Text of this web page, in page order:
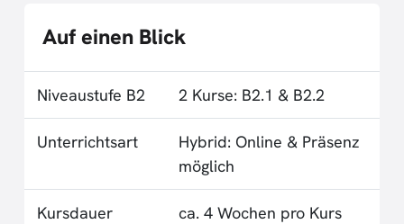
Auf einen Blick
Niveaustufe B2 2 Kurse: B2.1 & B2.2
Unterrichtsart
Hybrid: Online & Präsenz
möglich
Kursdauer ca. 4 Wochen pro Kurs